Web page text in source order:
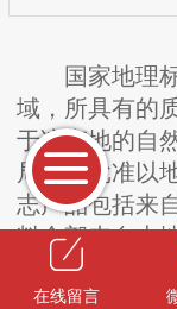
国家地理标
域，所具有的
于该产地的自
局审核批准以
志产品包括来
料全部来自本
地区按照特定
历史源远流长
在线留言